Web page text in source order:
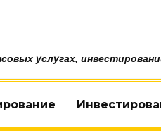
услугах,